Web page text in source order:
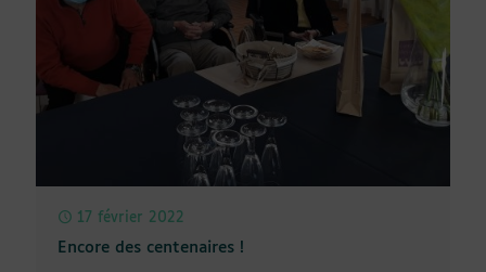
17 février 2022
Encore des centenaires !